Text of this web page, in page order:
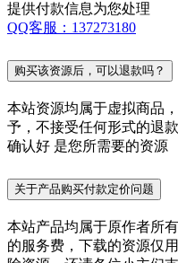
提供付款信息为您处理
QQ客服：137273180
购买该资源后，可以退款吗？
本站资源均属于虚拟商品
予，不接受任何形式的退
确认好 是您所需要的资源
关于产品购买付款定价问题
本站产品均属于原作者所
的服务费，下载的资源仅